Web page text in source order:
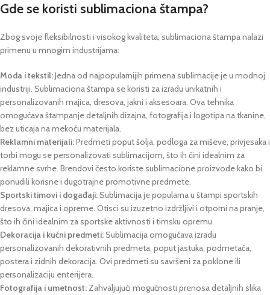
Gde se koristi sublimaciona štampa?
Zbog svoje fleksibilnosti i visokog kvaliteta, sublimaciona štampa nalazi
primenu u mnogim industrijama:
Moda i tekstil:Jedna od najpopularnijih primena sublimacije je u modnoj
industriji. Sublimaciona štampa se koristi za izradu unikatnih i
personalizovanih majica, dresova, jakni i aksesoara. Ova tehnika
omogućava štampanje detaljnih dizajna, fotografija i logotipa na tkanine,
bez uticaja na mekoću materijala.
Reklamni materijali:Predmeti poput šolja, podloga za miševe, privjesaka i
torbi mogu se personalizovati sublimacijom, što ih čini idealnim za
reklamne svrhe. Brendovi često koriste sublimacione proizvode kako bi
ponudili korisne i dugotrajne promotivne predmete.
Sportski timovi i događaji:Sublimacija je popularna u štampi sportskih
dresova, majica i opreme. Otisci su izuzetno izdržljivi i otporni na pranje,
što ih čini idealnim za sportske aktivnosti i timsku opremu.
Dekoracija i kućni predmeti:Sublimacija omogućava izradu
personalizovanih dekorativnih predmeta, poput jastuka, podmetača,
postera i zidnih dekoracija. Ovi predmeti su savršeni za poklone ili
personalizaciju enterijera.
Fotografija i umetnost:Zahvaljujući mogućnosti prenosa detaljnih slika